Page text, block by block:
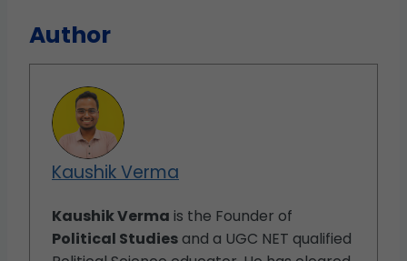
Author
Kaushik Verma
Kaushik Verma is the Founder of
Political Studiesand a UGC NET qualified